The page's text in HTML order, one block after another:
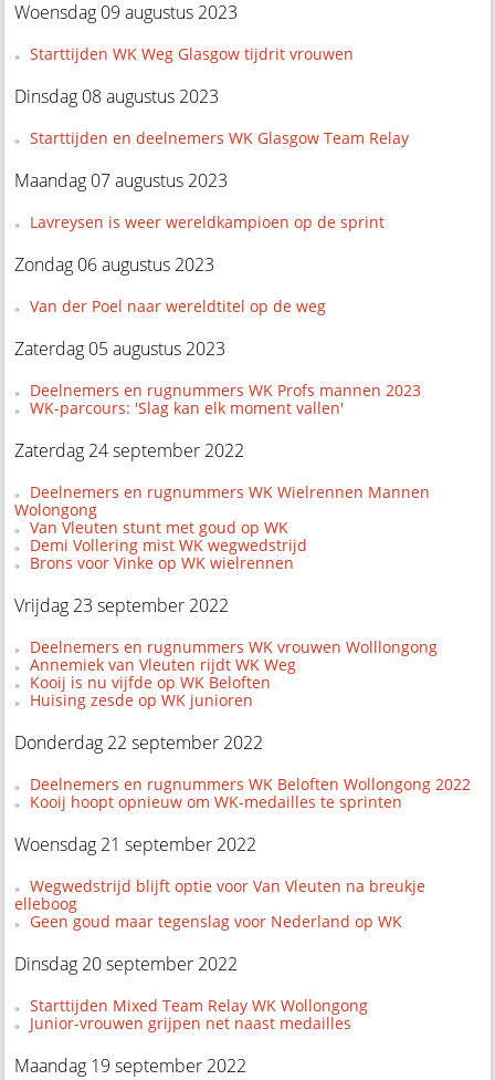
Woensdag 09 augustus 2023
Starttijden WK Weg Glasgow tijdrit vrouwen
Dinsdag 08 augustus 2023
Starttijden en deelnemers WK Glasgow Team Relay
Maandag 07 augustus 2023
Lavreysen is weer wereldkampioen op de sprint
Zondag 06 augustus 2023
Van der Poel naar wereldtitel op de weg
Zaterdag 05 augustus 2023
Deelnemers en rugnummers WK Profs mannen 2023
WK-parcours: 'Slag kan elk moment vallen'
Zaterdag 24 september 2022
Deelnemers en rugnummers WK Wielrennen Mannen
Wolongong
Van Vleuten stunt met goud op WK
Demi Vollering mist WK wegwedstrijd
Brons voor Vinke op WK wielrennen
Vrijdag 23 september 2022
Deelnemers en rugnummers WK vrouwen Wolllongong
Annemiek van Vleuten rijdt WK Weg
Kooij is nu vijfde op WK Beloften
Huising zesde op WK junioren
Donderdag 22 september 2022
Deelnemers en rugnummers WK Beloften Wollongong 2022
Kooij hoopt opnieuw om WK-medailles te sprinten
Woensdag 21 september 2022
Wegwedstrijd blijft optie voor Van Vleuten na breukje
elleboog
Geen goud maar tegenslag voor Nederland op WK
Dinsdag 20 september 2022
Starttijden Mixed Team Relay WK Wollongong
Junior-vrouwen grijpen net naast medailles
Maandag 19 september 2022